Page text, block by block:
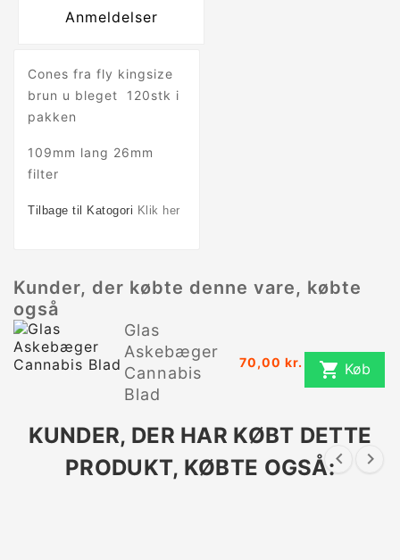
Anmeldelser
Cones fra fly kingsize
brun u bleget 120stk i
pakken
109mm lang 26mm
filter
Tilbage til Katogori Klik her
Kunder, der købte denne vare, købte
også
Glas
Askebæger
Cannabis
Blad
70,00 kr.  Køb
KUNDER, DER HAR KØBT DETTE
PRODUKT, KØBTE OGSÅ: 